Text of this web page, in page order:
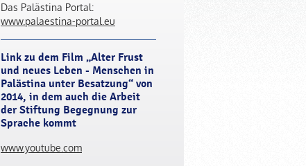
Das Palästina Portal:
www.palaestina-portal.eu
Link zu dem Film „Alter Frust
und neues Leben - Menschen in
Palästina unter Besatzung“ von
2014, in dem auch die Arbeit
der Stiftung Begegnung zur
Sprache kommt
www.youtube.com